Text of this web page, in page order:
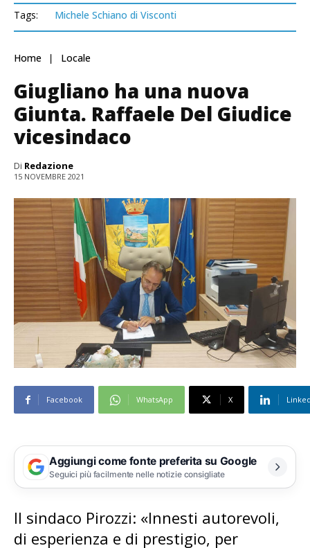
Tags: Michele Schiano di Visconti
Home Locale
Giugliano ha una nuova
Giunta. Raffaele Del Giudice
vicesindaco
Di Redazione
15 NOVEMBRE 2021
Facebook WhatsApp X
Aggiungi come fonte preferita su Google
Seguici più facilmente nelle notizie consigliate
Il sindaco Pirozzi: «Innesti autorevoli,
di esperienza e di prestigio, per